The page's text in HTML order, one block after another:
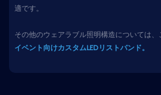
適です。
その他のウェアラブル照明構造については、
イベント向けカスタムLEDリストバンド。